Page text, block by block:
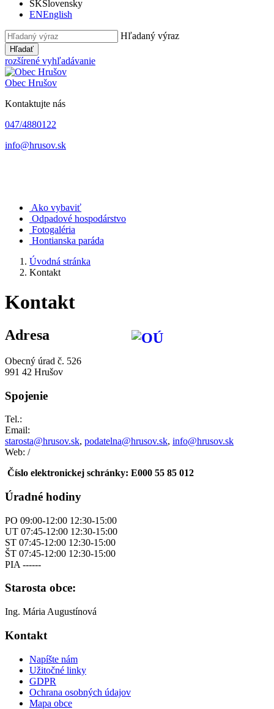
SKSlovensky
ENEnglish
Hľadaný výraz
Hľadať
rozšírené vyhľadávanie
Obec Hrušov
Kontaktujte nás
047/4880122
info@hrusov.sk
Ako vybaviť
Odpadové hospodárstvo
Fotogaléria
Hontianska paráda
Úvodná stránka
Kontakt
Kontakt
Adresa
Obecný úrad č. 526
991 42 Hrušov
Spojenie
Tel.:
Email:
starosta@hrusov.sk, podatelna@hrusov.sk, info@hrusov.sk
Web: /
Číslo elektronickej schránky: E000 55 85 012
Úradné hodiny
PO 09:00-12:00 12:30-15:00
UT 07:45-12:00 12:30-15:00
ST 07:45-12:00 12:30-15:00
ŠT 07:45-12:00 12:30-15:00
PIA ------
Starosta obce:
Ing. Mária Augustínová
Kontakt
Napíšte nám
Užitočné linky
GDPR
Ochrana osobných údajov
Mapa obce